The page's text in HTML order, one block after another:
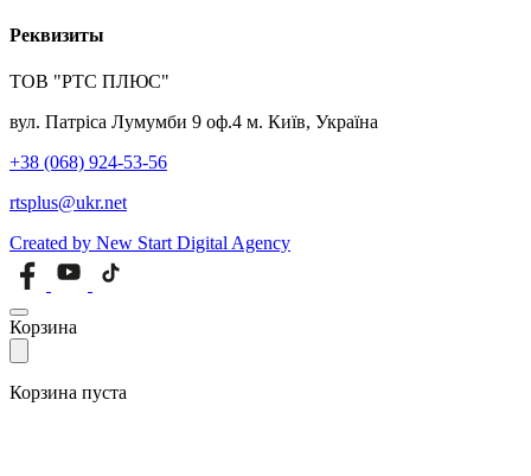
Реквизиты
ТОВ "РТС ПЛЮС"
вул. Патріса Лумумби 9 оф.4 м. Київ, Україна
+38 (068) 924-53-56
rtsplus@ukr.net
Created by New Start Digital Agency
Корзина
Корзина пуста